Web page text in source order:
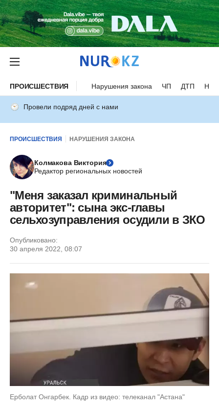
ПРОИСШЕСТВИЯ Нарушения закона ЧП ДТП
Провели подряд дней с нами
ПРОИСШЕСТВИЯ НАРУШЕНИЯ ЗАКОНА
Колмакова Виктория
Редактор региональных новостей
"Меня заказал криминальный
авторитет": сына экс-главы
сельхозуправления осудили в ЗКО
Опубликовано:
30 апреля 2022, 08:07
Ерболат Онгарбек. Кадр из видео: телеканал "Астана"